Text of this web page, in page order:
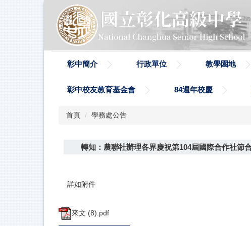
彰中簡介 行政單位 教學園地
彰中校友教育基金會 84週年校慶
首頁 學務處公告
轉知：農聯社辦理各界慶祝第104屆國際合作社節
詳如附件
來文 (8).pdf